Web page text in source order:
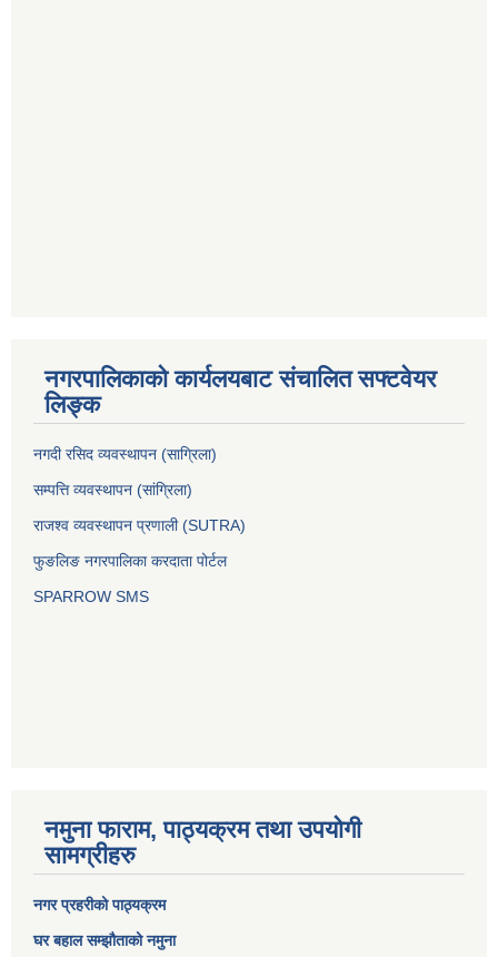
नगरपालिकाको कार्यलयबाट संचालित सफ्टवेयर
लिङ्क
नगदी रसिद व्यवस्थापन (साग्रिला)
सम्पत्ति व्यवस्थापन (सांग्रिला)
राजश्व व्यवस्थापन प्रणाली (SUTRA)
फुङलिङ नगरपालिका करदाता पोर्टल
SPARROW SMS
नमुना फाराम, पाठ्यक्रम तथा उपयोगी
सामग्रीहरु
नगर प्रहरीको पाठ्यक्रम
घर बहाल सम्झौताको नमुना